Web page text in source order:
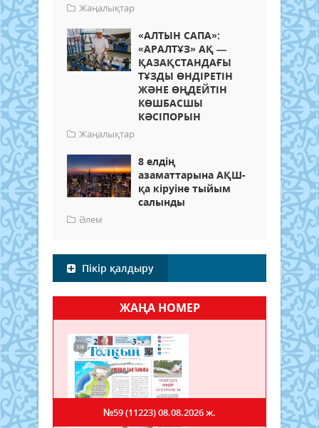
Жаңалықтар
«АЛТЫН САПА»:
«АРАЛТҰЗ» АҚ —
ҚАЗАҚСТАНДАҒЫ
ТҰЗДЫ ӨНДІРЕТІН
ЖӘНЕ ӨҢДЕЙТІН
КӨШБАСШЫ
КӘСІПОРЫН
Жаңалықтар
8 елдің
азаматтарына АҚШ-
қа кіруіне тыйым
салынды
Әлем
Пікір қалдыру
ЖАҢА НОМЕР
№59 (11223)08.08.2026 ж.